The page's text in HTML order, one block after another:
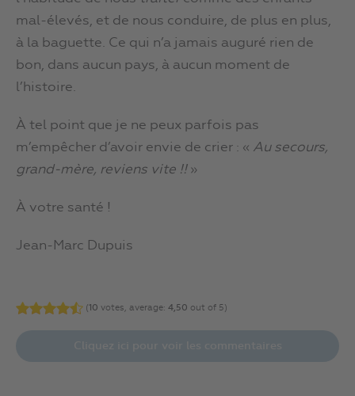
mal-élevés, et de nous conduire, de plus en plus,
à la baguette. Ce qui n’a jamais auguré rien de
bon, dans aucun pays, à aucun moment de
l’histoire.
À tel point que je ne peux parfois pas
m’empêcher d’avoir envie de crier : « Au secours,
grand-mère, reviens vite !!»
À votre santé !
Jean-Marc Dupuis
(10 votes, average: 4,50 out of 5)